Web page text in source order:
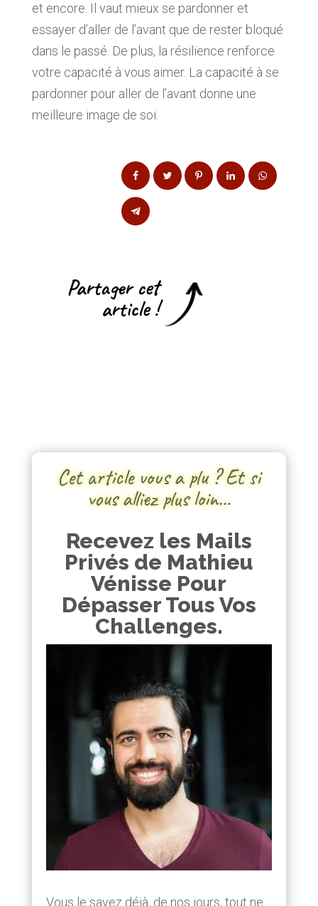
et encore. Il vaut mieux se pardonner et
essayer d’aller de l’avant que de rester bloqué
dans le passé. De plus, la résilience renforce
votre capacité à vous aimer. La capacité à se
pardonner pour aller de l’avant donne une
meilleure image de soi.
Partager cet
article !
Cet article vous a plu ? Et si
vous alliez plus loin…
Recevez les Mails
Privés de Mathieu
Vénisse Pour
Dépasser Tous Vos
Challenges.
Vous le savez déjà, de nos jours, tout ne